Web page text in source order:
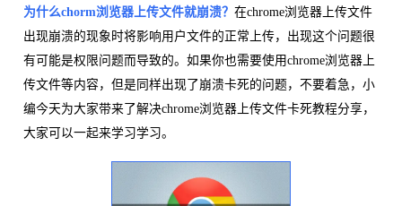
为什么chorm浏览器上传文件就崩溃？ 在chrome浏览器上传文件
出现崩溃的现象时将影响用户文件的正常上传，出现这个问题很
有可能是权限问题而导致的。如果你也需要使用chrome浏览器上
传文件等内容，但是同样出现了崩溃卡死的问题，不要着急，小
编今天为大家带来了解决chrome浏览器上传文件卡死教程分享，
大家可以一起来学习学习。